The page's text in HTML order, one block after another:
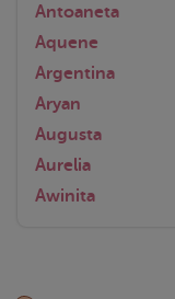
Antoaneta
Aquene
Argentina
Aryan
Augusta
Aurelia
Awinita